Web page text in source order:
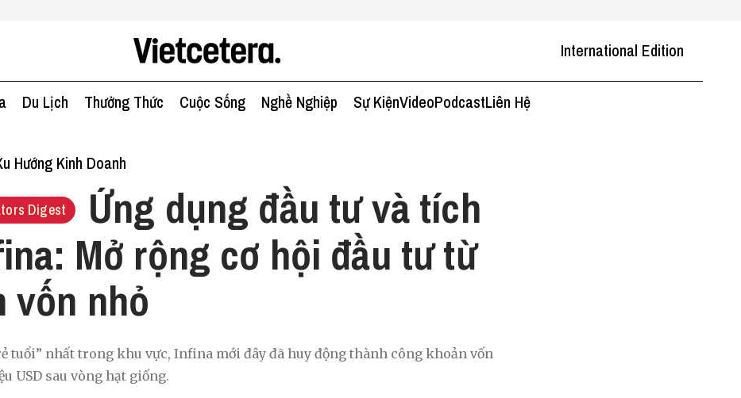
International Edition
Du Lịch Thưởng Thức Cuộc Sống Nghề Nghiệp Sự KiệnVideoPodcastLiên Hệ
Hướng Kinh Doanh
Digest
Ứng dụng đầu tư và tích
Mở rộng cơ hội đầu tư từ
vốn nhỏ
tuổi” nhất trong khu vực, Infina mới đây đã huy động thành công khoản vốn
USD sau vòng hạt giống.